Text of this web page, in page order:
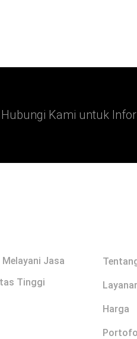
Hubungi Kami untuk
Jasa
Tinggi
Harga